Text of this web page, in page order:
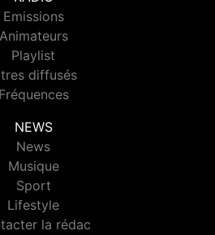
Emissions
Animateurs
Playlist
diffusés
Fréquences
NEWS
News
Musique
Sport
Lifestyle
la rédac